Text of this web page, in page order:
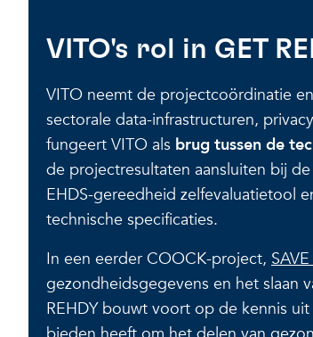
VITO's rol in GET
VITO neemt de projectcoördinatie
sectorale data-infrastructuren,
fungeert VITO als brug tussen de
de projectresultaten aansluiten bij de
EHDS-gereedheid zelfevaluatietool
technische specificaties.
In een eerder COOCK-project,
gezondheidsgegevens en het slaan
REHDY bouwt voort op de kennis